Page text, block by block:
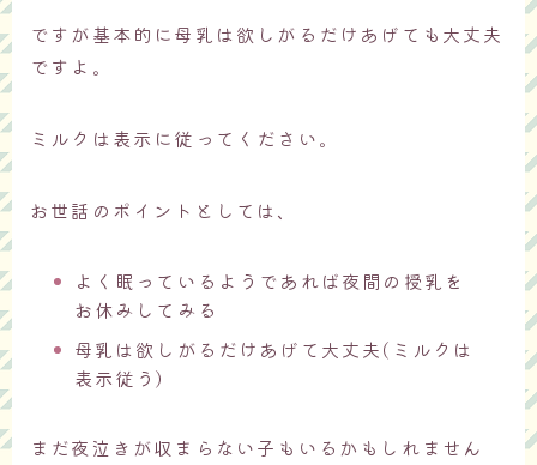
ですが基本的に母乳は欲しがるだけあげても大丈夫
ですよ。
ミルクは表示に従ってください。
お世話のポイントとしては、
よく眠っているようであれば夜間の授乳を
お休みしてみる
母乳は欲しがるだけあげて大丈夫(ミルクは
表示従う)
まだ夜泣きが収まらない子もいるかもしれません